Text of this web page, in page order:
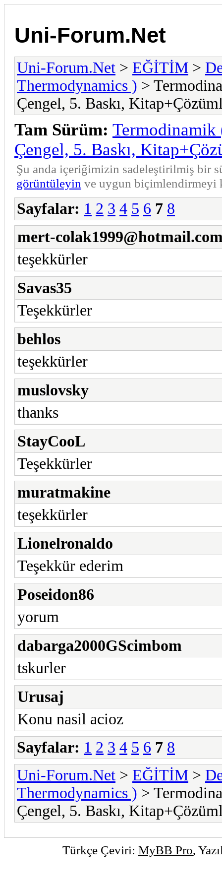
Uni-Forum.Net
Uni-Forum.Net > EĞİTİM >
Thermodynamics ) >
Çengel, 5. Baskı,
Tam Sürüm: Termodinamik
Çengel, 5. Baskı,
Şu anda içeriğimizin sadeleştirilmiş bir
görüntüleyin ve uygun biçimlendirmeyi
Sayfalar: 1 2 3 4 5 6 7 8
mert-
teşekkürler
Savas35
Teşekkürler
behlos
teşekkürler
muslovsky
thanks
StayCooL
Teşekkürler
muratmakine
teşekkürler
Lionelronaldo
Teşekkür ederim
Poseidon86
yorum
dabarga2000GScimbom
tskurler
Urusaj
Konu nasil acioz
Sayfalar: 1 2 3 4 5 6 7 8
Uni-Forum.Net > EĞİTİM >
Thermodynamics ) >
Çengel, 5. Baskı,
Türkçe Çeviri: MyBB Pro,